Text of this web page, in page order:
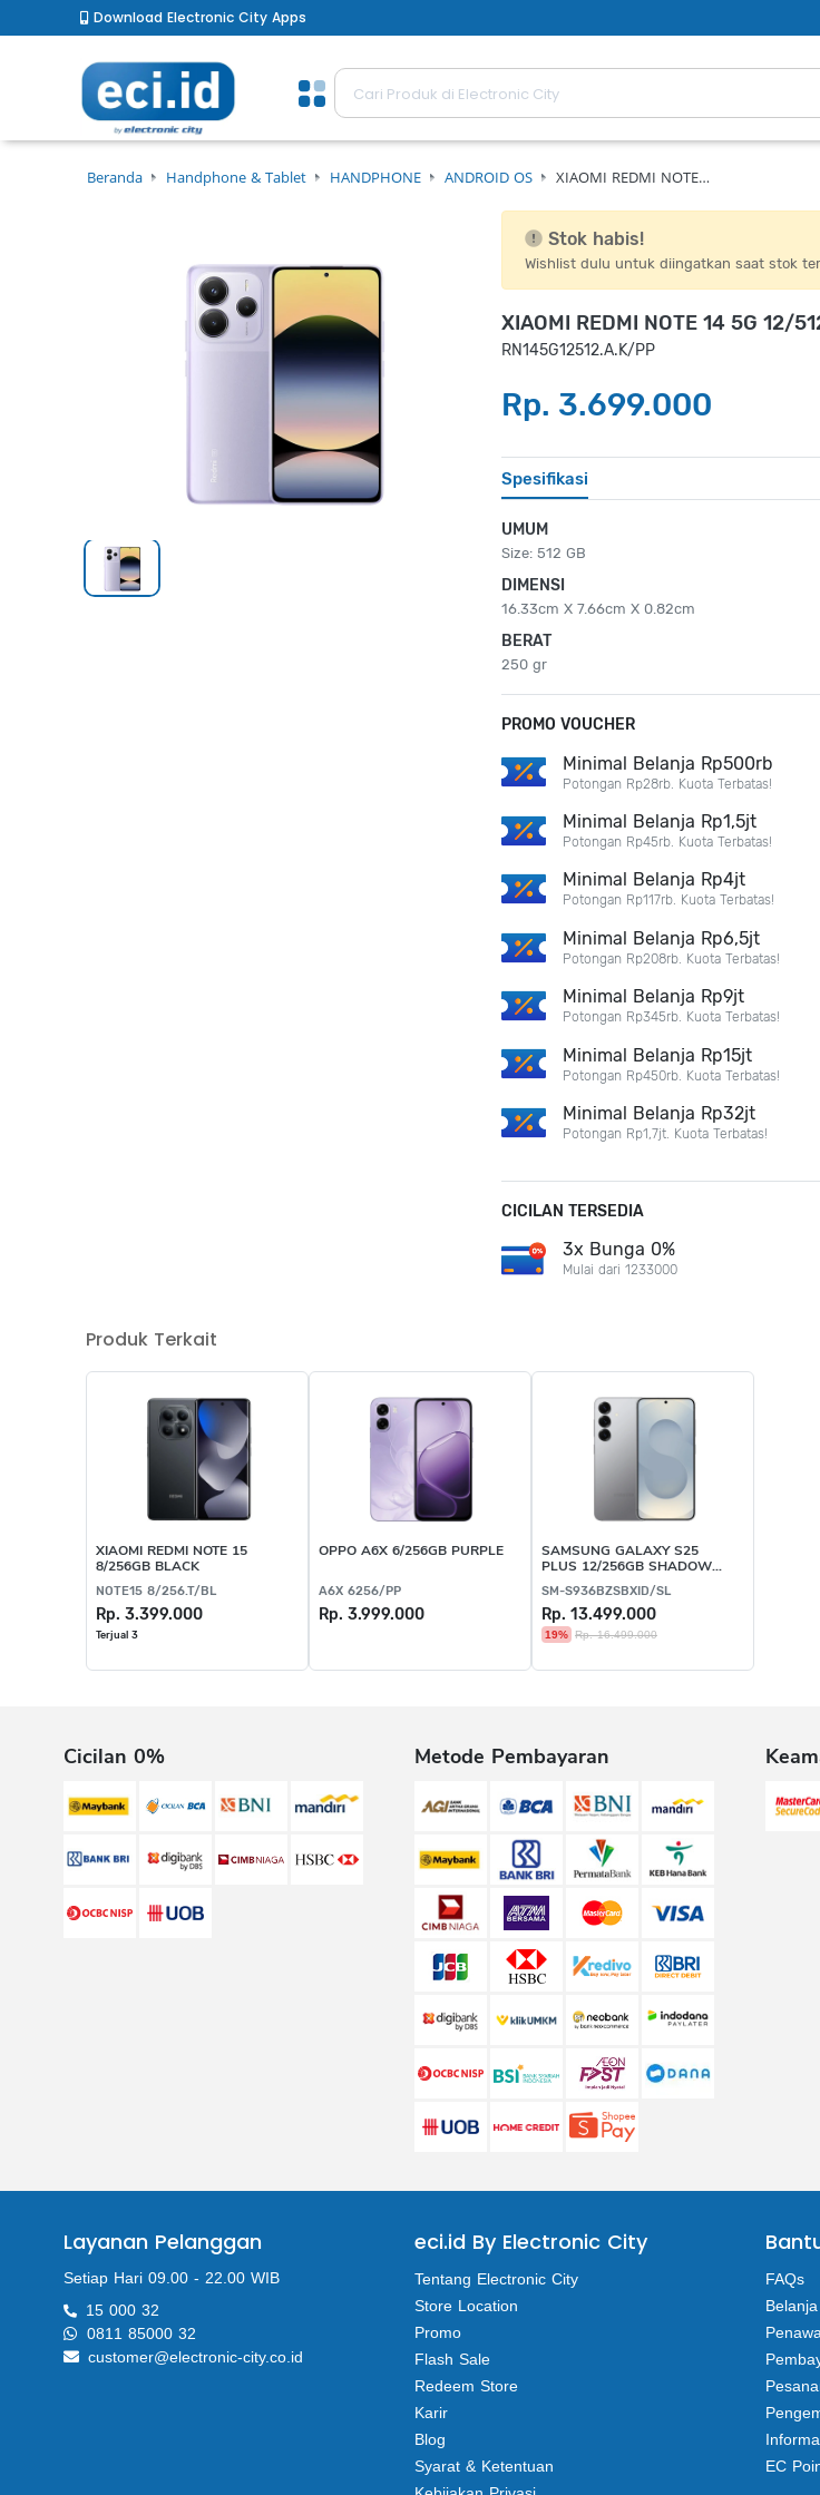
Download Electronic City Apps
Beranda Handphone & Tablet HANDPHONE ANDROID OS XIAOMI REDMI NOTE…
Stok habis!
Wishlist dulu untuk diingatkan saat stok
XIAOMI REDMI NOTE 14 5G 12/
RN145G12512.A.K/PP
Rp. 3.699.000
Spesifikasi
UMUM
Size: 512 GB
DIMENSI
16.33cm X 7.66cm X 0.82cm
BERAT
250 gr
PROMO VOUCHER
Minimal Belanja Rp500rb
Potongan Rp28rb. Kuota Terbatas!
Minimal Belanja Rp1,5jt
Potongan Rp45rb. Kuota Terbatas!
Minimal Belanja Rp4jt
Potongan Rp117rb. Kuota Terbatas!
Minimal Belanja Rp6,5jt
Potongan Rp208rb. Kuota Terbatas!
Minimal Belanja Rp9jt
Potongan Rp345rb. Kuota Terbatas!
Minimal Belanja Rp15jt
Potongan Rp450rb. Kuota Terbatas!
Minimal Belanja Rp32jt
Potongan Rp1,7jt. Kuota Terbatas!
CICILAN TERSEDIA
3x Bunga 0%
Mulai dari 1233000
Produk Terkait
XIAOMI REDMI NOTE 15
8/256GB BLACK
NOTE15 8/256.T/BL
Rp. 3.399.000
Terjual 3
OPPO A6X 6/256GB PURPLE
A6X 6256/PP
Rp. 3.999.000
SAMSUNG GALAXY S25
PLUS 12/256GB SHADOW
SM-S936BZSBXID/SL
Rp. 13.499.000
19% Rp. 16.499.000
Cicilan 0% Metode Pembayaran
Layanan Pelanggan
Setiap Hari 09.00 - 22.00 WIB
15 000 32
0811 85000 32
customer@electronic-city.co.id
eci.id By Electronic City
Tentang Electronic City
Store Location
Promo
Flash Sale
Redeem Store
Karir
Blog
Syarat & Ketentuan
FAQs
EC